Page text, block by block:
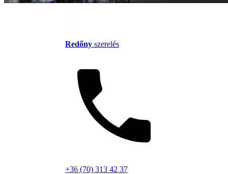
Redőny szerelés
+36 (70) 313 42 37